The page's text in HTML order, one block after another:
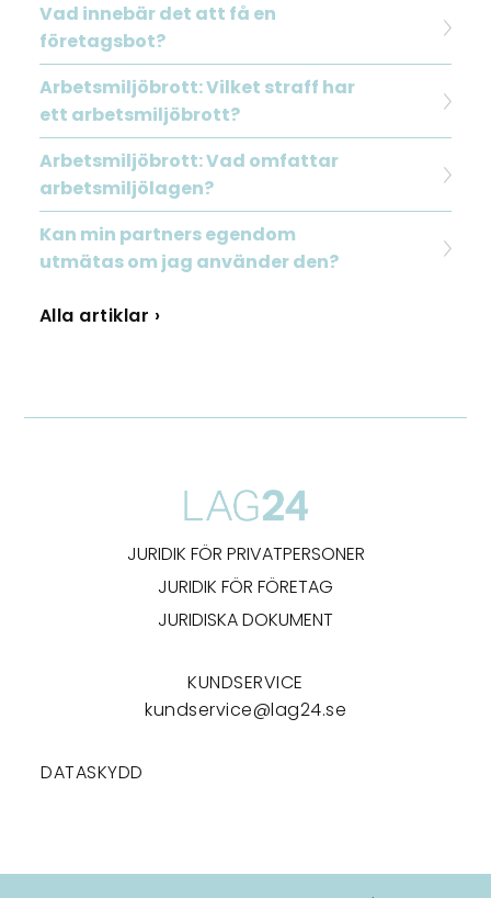
Vad innebär det att få en
företagsbot?
Arbetsmiljöbrott: Vilket straff har
ett arbetsmiljöbrott?
Arbetsmiljöbrott: Vad omfattar
arbetsmiljölagen?
Kan min partners egendom
utmätas om jag använder den?
Alla artiklar ›
JURIDIK FÖR PRIVATPERSONER
JURIDIK FÖR FÖRETAG
JURIDISKA DOKUMENT
KUNDSERVICE
kundservice@lag24.se
DATASKYDD